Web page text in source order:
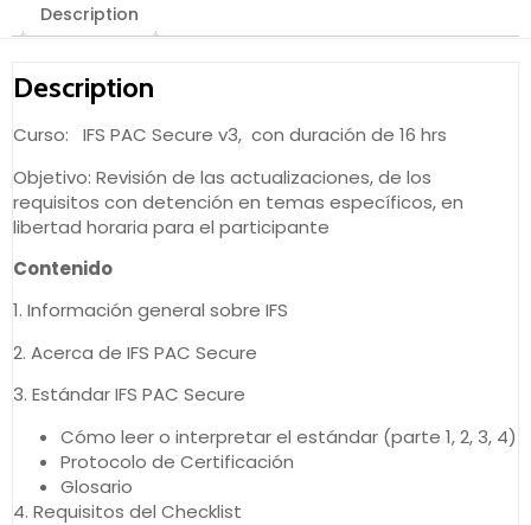
Description
Description
Curso: IFS PAC Secure v3, con duración de 16 hrs
Objetivo: Revisión de las actualizaciones, de los
requisitos con detención en temas específicos, en
libertad horaria para el participante
Contenido
1. Información general sobre IFS
2. Acerca de IFS PAC Secure
3. Estándar IFS PAC Secure
Cómo leer o interpretar el estándar (parte 1, 2, 3, 4)
Protocolo de Certificación
Glosario
4. Requisitos del Checklist